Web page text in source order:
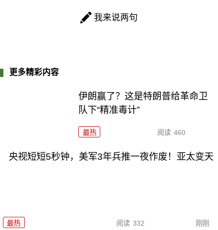
我来说两句
更多精彩内容
伊朗赢了？这是特朗普给革命卫
队下“精准毒计”
最热 阅读 460
央视短短5秒钟，美军3年兵推一夜作废！亚太变天
最热 阅读 332 刚刚